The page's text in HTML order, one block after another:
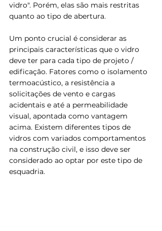
vidro". Porém, elas são mais restritas
quanto ao tipo de abertura.
Um ponto crucial é considerar as
principais características que o vidro
deve ter para cada tipo de projeto /
edificação. Fatores como o isolamento
termoacústico, a resistência a
solicitações de vento e cargas
acidentais e até a permeabilidade
visual, apontada como vantagem
acima. Existem diferentes tipos de
vidros com variados comportamentos
na construção civil, e isso deve ser
considerado ao optar por este tipo de
esquadria.